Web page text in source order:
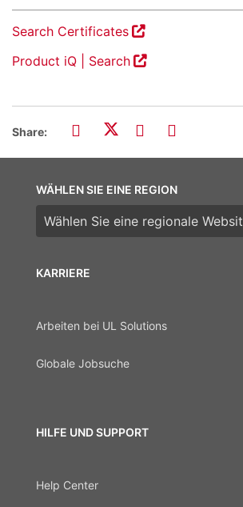
Search Certificates
Product iQ | Search
Share:
KARRIERE
Arbeiten bei UL Solutions
Globale Jobsuche
HILFE UND SUPPORT
Help Center
WÄHLEN SIE EINE REGION
Wählen Sie eine Region